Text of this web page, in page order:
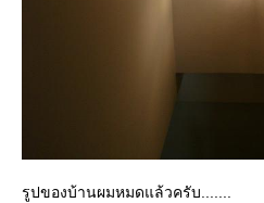
รูปของบ้านผมหมดแล้วครับ.......